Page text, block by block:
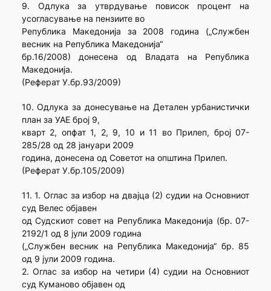
9. Одлука за утврдување повисок процент на
усогласување на пензиите во
Република Македонија за 2008 година („Службен
весник на Република Македонија“
бр.16/2008) донесена од Владата на Република
Македонија.
(Реферат У.бр.93/2009)
10. Одлука за донесување на Детален урбанистички
план за УАЕ број 9,
кварт 2, опфат 1, 2, 9, 10 и 11 во Прилеп, број 07-
285/28 од 28 јануари 2009
година, донесена од Советот на општина Прилеп.
(Реферат У.бр.105/2009)
11. 1. Оглас за избор на двајца (2) судии на Основниот
суд Велес објавен
од Судскиот совет на Република Македонија (бр. 07-
2192/1 од 8 јули 2009 година
(„Службен весник на Република Македонија“ бр. 85
од 9 јули 2009 година.
2. Оглас за избор на четири (4) судии на Основниот
суд Куманово објавен од